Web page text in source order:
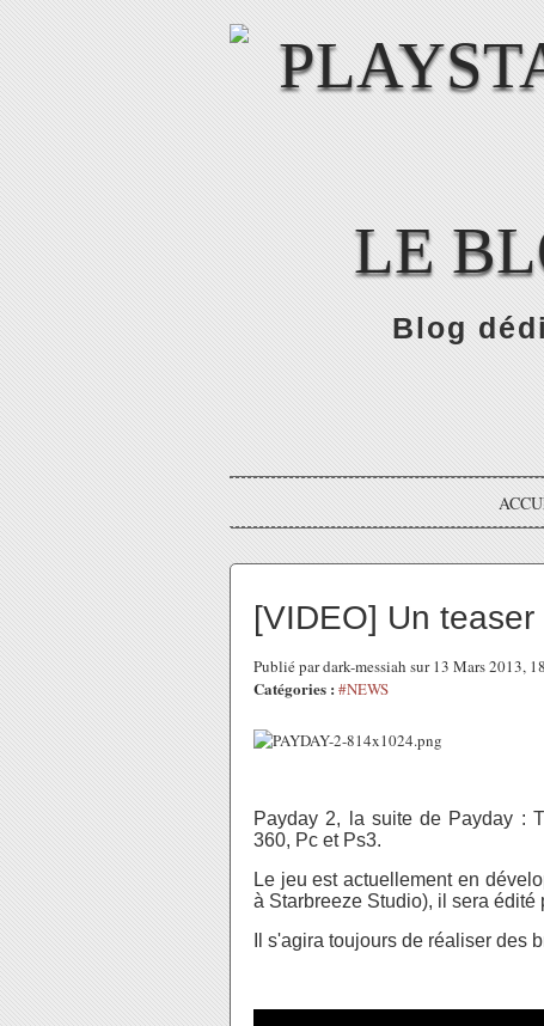
LE
Blog
[VIDEO] Un teaser
Publié par dark-messiah sur 13 Mars 2013,
Catégories : #NEWS
Payday 2, la suite de Payday :
360, Pc et Ps3.
Le jeu est actuellement en
à Starbreeze Studio), il sera édité
Il s'agira toujours de réaliser des